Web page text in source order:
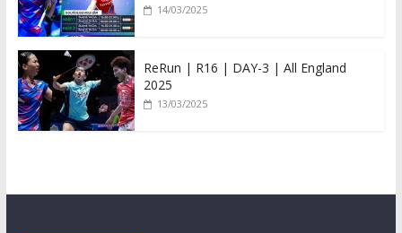
14/03/2025
ReRun | R16 | DAY-3 | All England
2025
13/03/2025